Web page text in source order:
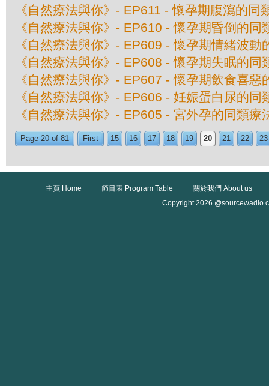
《自然療法與你》- EP611 - 懷孕期腹瀉的同
《自然療法與你》- EP610 - 懷孕期昏倒的同
《自然療法與你》- EP609 - 懷孕期情緒波動
《自然療法與你》- EP608 - 懷孕期失眠的同
《自然療法與你》- EP607 - 懷孕期飲食喜惡
《自然療法與你》- EP606 - 妊娠蛋白尿的同
《自然療法與你》- EP605 - 宮外孕的同類療
Page 20 of 81 First 15 16 17 18 19 20 21 22 23
主頁 Home 節目表 Program Table
關於我們 About us
Copyright 2026